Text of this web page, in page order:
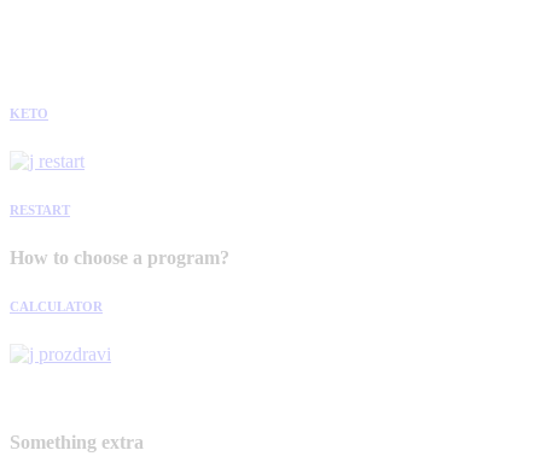
KETO
RESTART
How to choose a program?
CALCULATOR
Something extra